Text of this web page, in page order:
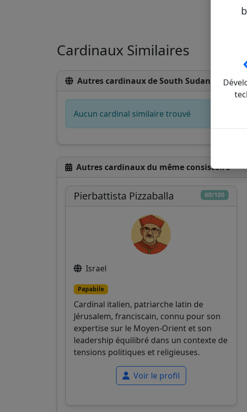
Cardinaux Similaires
Autres cardinaux de South Sudan
Aucun cardinal similaire trouvé
Autres cardinaux du même consistoire
60/100
Pierbattista Pizzaballa
Israel
Papabile
Cardinal italien, patriarche latin de
Jérusalem, franciscain, connu pour son
expertise sur le Moyen-Orient et son
leadership équilibré dans un contexte de
tensions politiques et religieuses.
Voir le profil